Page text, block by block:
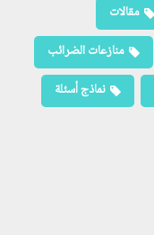
مقالات
منازعات الضرائب
نماذج أسئلة